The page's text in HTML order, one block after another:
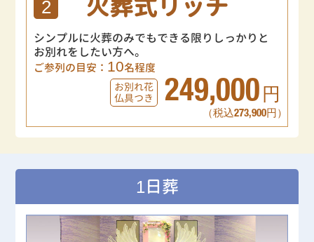
2
シンプルに火葬のみでもできる限りしっかりと
お別れをしたい方へ。
ご参列の目安： 10名程度
お別れ花
仏具つき
249,000 円
（税込273,900円）
1日葬